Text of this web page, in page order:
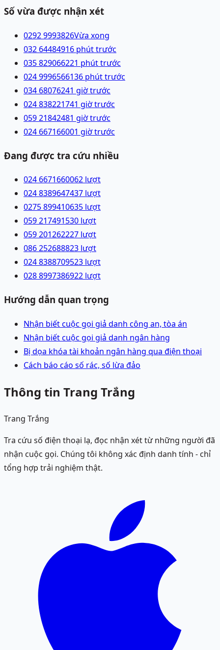
Số vừa được nhận xét
0292 9993826Vừa xong
032 64484916 phút trước
035 829066221 phút trước
024 9996566136 phút trước
034 68076241 giờ trước
024 838221741 giờ trước
059 21842481 giờ trước
024 667166001 giờ trước
Đang được tra cứu nhiều
024 6671660062 lượt
024 8389647437 lượt
0275 899410635 lượt
059 217491530 lượt
059 201262227 lượt
086 252688823 lượt
024 8388709523 lượt
028 8997386922 lượt
Hướng dẫn quan trọng
Nhận biết cuộc gọi giả danh công an, tòa án
Nhận biết cuộc gọi giả danh ngân hàng
Bị dọa khóa tài khoản ngân hàng qua điện thoại
Cách báo cáo số rác, số lừa đảo
Thông tin Trang Trắng
Trang Trắng
Tra cứu số điện thoại lạ, đọc nhận xét từ những người đã
nhận cuộc gọi. Chúng tôi không xác định danh tính - chỉ
tổng hợp trải nghiệm thật.